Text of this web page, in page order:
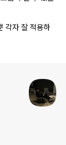
각자 잘 적용하